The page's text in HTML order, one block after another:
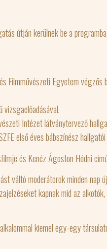
útján kerülnek be a
Filmművészeti Egyetem végzős
Intézet látványtervező
első éves bábszínész
és Kenéz Ágoston Flódni
váltó moderátorok minden nap
kapnak mid az
kiemel egy-egy